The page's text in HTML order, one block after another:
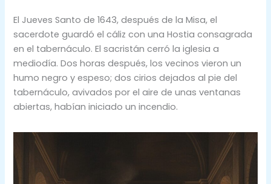
El Jueves Santo de 1643, después de la Misa, el
sacerdote guardó el cáliz con una Hostia consagrada
en el tabernáculo. El sacristán cerró la iglesia a
mediodía. Dos horas después, los vecinos vieron un
humo negro y espeso; dos cirios dejados al pie del
tabernáculo, avivados por el aire de unas ventanas
abiertas, habían iniciado un incendio.